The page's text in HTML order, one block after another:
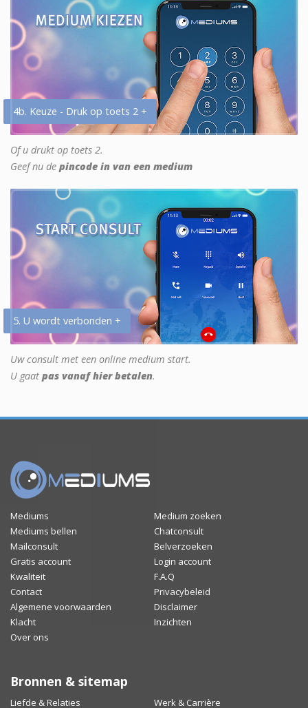
4b. Keuze - Druk op toets 2 +
Of u drukt op toets 2.
Geef nu de pincode in van een medium
5. U wordt verbonden +
Uw consult met een online medium start.
U gaat pas vanaf hier betalen.
Mediums
Medium zoeken
Mediums bellen
Chatconsult
Mailconsult
Belverzoeken
Gratis account
Login account
Kwaliteit
F.A.Q
Contact
Privacybeleid
Algemene voorwaarden
Disclaimer
Klacht
Inzichten
Over ons
Bronnen & sitemap
Liefde & Relaties Werk & Carrière